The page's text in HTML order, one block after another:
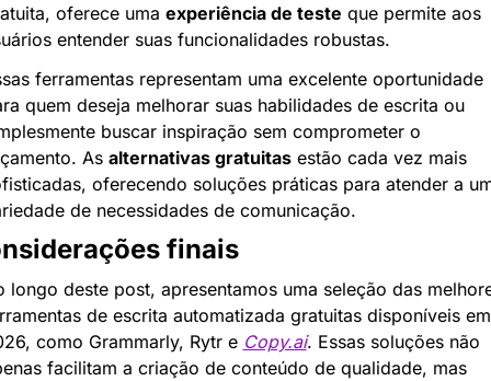
oferece uma experiência de teste que permite aos
entender suas funcionalidades robustas.
ferramentas representam uma excelente oportunidade
quem deseja melhorar suas habilidades de escrita ou
buscar inspiração sem comprometer o
As alternativas gratuitas estão cada vez mais
oferecendo soluções práticas para atender a
de necessidades de comunicação.
finais
longo deste post, apresentamos uma seleção das
de escrita automatizada gratuitas disponíveis em
como Grammarly, Rytr e Copy.ai. Essas soluções não
facilitam a criação de conteúdo de qualidade, mas